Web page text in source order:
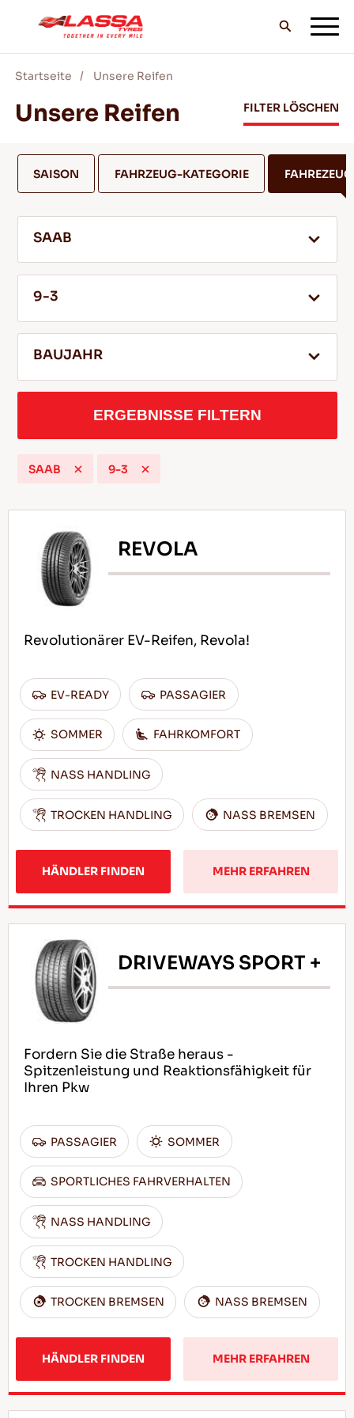
ALLE LASSA REIFEN
BLOG & VIDEOS
SERVICE & HILFE
Tipps für das Fahren im Schnee
WEITERLESEN
Startseite Unsere Reifen
Unsere Reifen FILTER LÖSCHEN
SAISON FAHRZEUG-KATEGORIE
SAAB
9-3
BAUJAHR
ERGEBNISSE FILTERN
SAAB 9-3
REVOLA
Revolutionärer EV-Reifen, Revola!
EV-READY PASSAGIER
SOMMER FAHRKOMFORT
NASS HANDLING
TROCKEN HANDLING NASS BREMSEN
HÄNDLER FINDEN MEHR ERFAHREN
DRIVEWAYS SPORT +
Fordern Sie die Straße heraus -
Spitzenleistung und Reaktionsfähigkeit für
Ihren Pkw
PASSAGIER SOMMER
SPORTLICHES FAHRVERHALTEN
NASS HANDLING
TROCKEN HANDLING
TROCKEN BREMSEN NASS BREMSEN
HÄNDLER FINDEN MEHR ERFAHREN